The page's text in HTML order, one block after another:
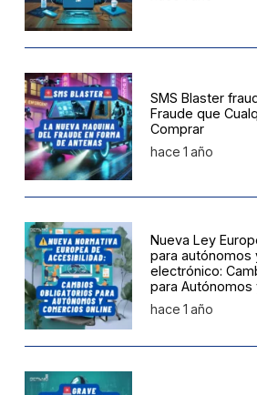
SMS Blaster
Fraude que
Comprar
hace 1 año
Nueva Ley
para autónomos
electrónico:
para Autónomos
hace 1 año